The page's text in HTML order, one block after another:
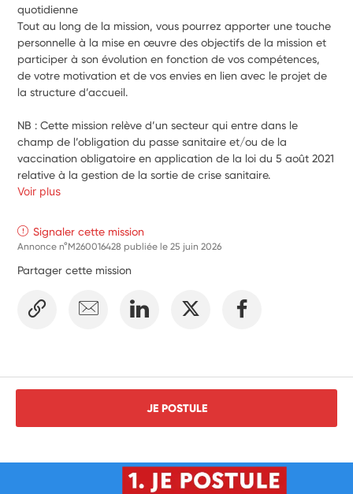
quotidienne
Tout au long de la mission, vous pourrez apporter une touche
personnelle à la mise en œuvre des objectifs de la mission et
participer à son évolution en fonction de vos compétences,
de votre motivation et de vos envies en lien avec le projet de
la structure d’accueil.
NB : Cette mission relève d’un secteur qui entre dans le
champ de l’obligation du passe sanitaire et/ou de la
vaccination obligatoire en application de la loi du 5 août 2021
relative à la gestion de la sortie de crise sanitaire.
Voir plus
Signaler cette mission
Annonce n°M260016428 publiée le25 juin 2026
Partager cette mission
JE POSTULE